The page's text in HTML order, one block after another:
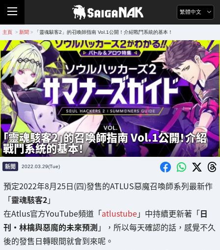
繁體中文
主頁 > 新聞 > 「靈魂駭客2」的召喚師指南 Vol.1公開！介紹戰鬥系統的基本！
「靈魂駭客2」的召喚師指南 Vol.1公開！介紹
戰鬥系統的基本！
新聞 2022.03.29(Tue)
預定2022年8月25日(四)發售的ATLUS惡魔召喚師系列最新作
「靈魂駭客2」
在Atlus官方YouTube頻道「atlustube」中持續更新著「日
刊・林檎與惡魔的未來預測 」，所以每天確認的話，感覺不久
後的發售日轉眼間就會到來呢。